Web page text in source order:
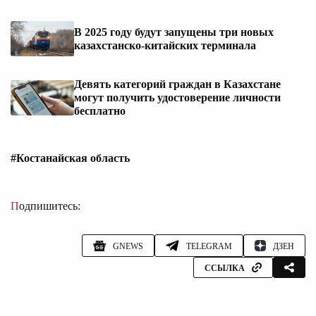
В 2025 году будут запущены три новых
казахстанско-китайских терминала
Девять категорий граждан в Казахстане
могут получить удостоверение личности
бесплатно
#Костанайская область
Подпишитесь:
GNEWS TELEGRAM ДЗЕН
ССЫЛКА